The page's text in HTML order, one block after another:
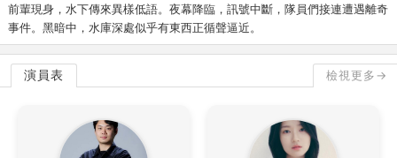
前輩現身，水下傳來異樣低語。夜幕降臨，訊號中斷，隊員們接連遭遇離奇
事件。黑暗中，水庫深處似乎有東西正循聲逼近。
演員表 檢視更多→